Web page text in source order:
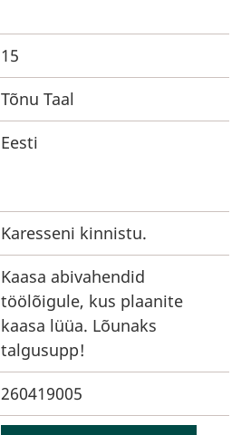
15
Tõnu Taal
Eesti
Karesseni kinnistu.
Kaasa abivahendid
töölõigule, kus plaanite
kaasa lüüa. Lõunaks
talgusupp!
260419005